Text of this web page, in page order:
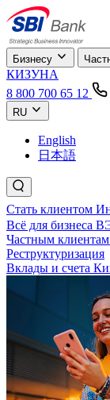
Бизнесу
КИЗУНА
8 800 700 65 12
RU
English
日本語
Стать клиентом
Всё для бизнеса
Частным клиентам
Реструктуризация
Вклады и счета